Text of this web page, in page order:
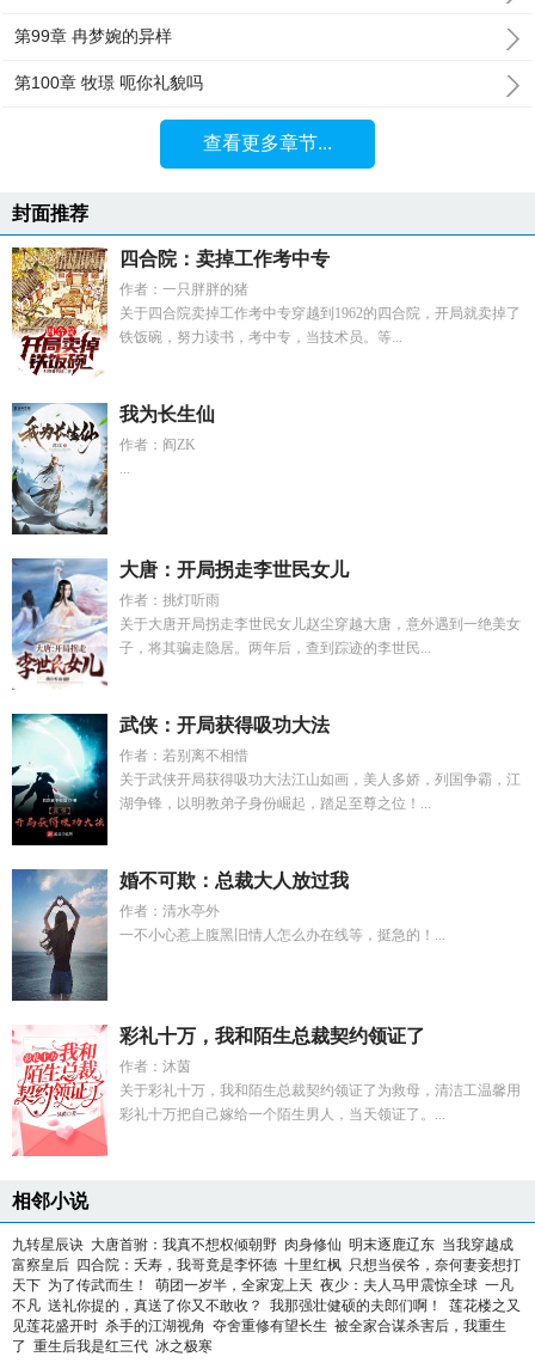
第99章 冉梦婉的异样
第100章 牧璟 呃你礼貌吗
查看更多章节...
封面推荐
四合院：卖掉工作考中专
作者：一只胖胖的猪
关于四合院卖掉工作考中专穿越到1962的四合院，开局就卖掉了
铁饭碗，努力读书，考中专，当技术员。等...
我为长生仙
作者：阎ZK
...
大唐：开局拐走李世民女儿
作者：挑灯听雨
关于大唐开局拐走李世民女儿赵尘穿越大唐，意外遇到一绝美女
子，将其骗走隐居。两年后，查到踪迹的李世民...
武侠：开局获得吸功大法
作者：若别离不相惜
关于武侠开局获得吸功大法江山如画，美人多娇，列国争霸，江
湖争锋，以明教弟子身份崛起，踏足至尊之位！...
婚不可欺：总裁大人放过我
作者：清水亭外
一不小心惹上腹黑旧情人怎么办在线等，挺急的！...
彩礼十万，我和陌生总裁契约领证了
作者：沐茵
关于彩礼十万，我和陌生总裁契约领证了为救母，清洁工温馨用
彩礼十万把自己嫁给一个陌生男人，当天领证了。...
相邻小说
九转星辰诀 大唐首驸：我真不想权倾朝野 肉身修仙 明末逐鹿辽东 当我穿越成
富察皇后 四合院：夭寿，我哥竟是李怀德 十里红枫 只想当侯爷，奈何妻妾想打
天下 为了传武而生！ 萌团一岁半，全家宠上天 夜少：夫人马甲震惊全球 一凡
不凡 送礼你提的，真送了你又不敢收？ 我那强壮健硕的夫郎们啊！
莲花楼之又
见莲花盛开时 杀手的江湖视角 夺舍重修有望长生 被全家合谋杀害后，我重生
了 重生后我是红三代 冰之极寒